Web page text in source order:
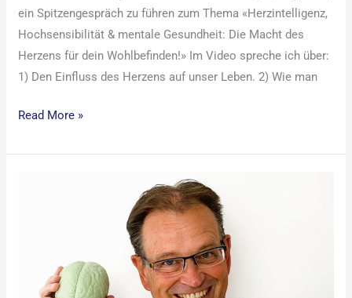
ein Spitzengespräch zu führen zum Thema «Herzintelligenz,
Hochsensibilität & mentale Gesundheit: Die Macht des
Herzens für dein Wohlbefinden!» Im Video spreche ich über:
1) Den Einfluss des Herzens auf unser Leben. 2) Wie man
Read More »
Kohärenz